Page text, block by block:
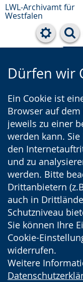
LWL-Archivamt für
Westfalen
Dürfen wir
Ein Cookie ist
Browser auf
jeweils zu einer
werden kann.
den
und zu
werden. Bitte
Drittanbietern
auch in
Schutzniveau
Sie können Ihre
Cookie-
widerrufen.
Weitere